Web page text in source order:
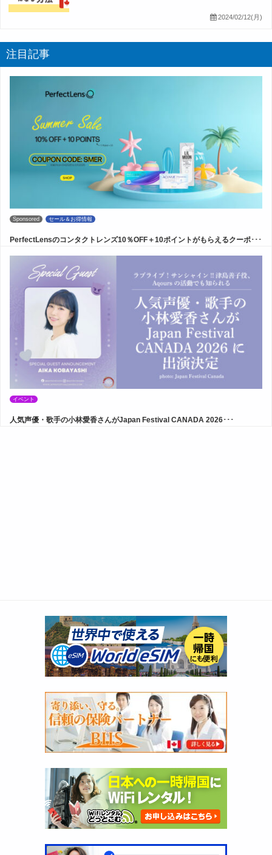
2024/02/12(月)
注目記事
Sponsored セール＆お得情報
PerfectLensのコンタクトレンズ10％OFF＋10ポイントがもらえるクーポ･･･
イベント
人気声優・歌手の小林愛香さんがJapan Festival CANADA 2026･･･